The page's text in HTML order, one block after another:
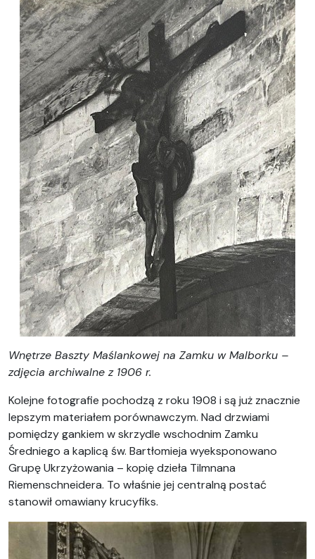
Wnętrze Baszty Maślankowej na Zamku w Malborku –
zdjęcia archiwalne z 1906 r.
Kolejne fotografie pochodzą z roku 1908 i są już znacznie
lepszym materiałem porównawczym. Nad drzwiami
pomiędzy gankiem w skrzydle wschodnim Zamku
Średniego a kaplicą św. Bartłomieja wyeksponowano
Grupę Ukrzyżowania – kopię dzieła Tilmnana
Riemenschneidera. To właśnie jej centralną postać
stanowił omawiany krucyfiks.